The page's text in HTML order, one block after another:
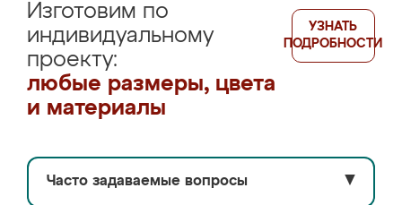
Изготовим по
индивидуальному
проекту:
любые размеры, цвета
и материалы
УЗНАТЬ
ПОДРОБНОСТИ
Часто задаваемые вопросы ▼